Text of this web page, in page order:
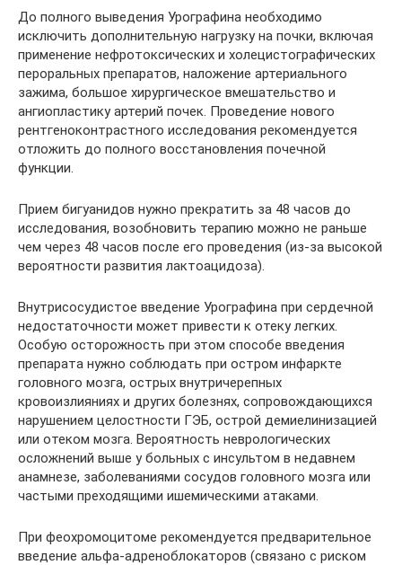
До полного выведения Урографина необходимо
исключить дополнительную нагрузку на почки, включая
применение нефротоксических и холецистографических
пероральных препаратов, наложение артериального
зажима, большое хирургическое вмешательство и
ангиопластику артерий почек. Проведение нового
рентгеноконтрастного исследования рекомендуется
отложить до полного восстановления почечной
функции.
Прием бигуанидов нужно прекратить за 48 часов до
исследования, возобновить терапию можно не раньше
чем через 48 часов после его проведения (из-за высокой
вероятности развития лактоацидоза).
Внутрисосудистое введение Урографина при сердечной
недостаточности может привести к отеку легких.
Особую осторожность при этом способе введения
препарата нужно соблюдать при остром инфаркте
головного мозга, острых внутричерепных
кровоизлияниях и других болезнях, сопровождающихся
нарушением целостности ГЭБ, острой демиелинизацией
или отеком мозга. Вероятность неврологических
осложнений выше у больных с инсультом в недавнем
анамнезе, заболеваниями сосудов головного мозга или
частыми преходящими ишемическими атаками.
При феохромоцитоме рекомендуется предварительное
введение альфа-адреноблокаторов (связано с риском